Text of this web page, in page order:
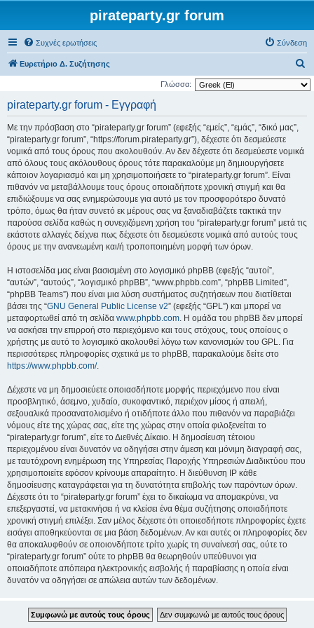
pirateparty.gr forum
Συχνές ερωτήσεις Σύνδεση
Ευρετήριο Δ. Συζήτησης
ν
Γλώσσα:
pirateparty.gr forum - Εγγραφή
Με την πρόσβαση στο “pirateparty.gr forum” (εφεξής “εμείς”, “εμάς”, “δικό μας”,
“pirateparty.gr forum”, “https://forum.pirateparty.gr”), δέχεστε ότι δεσμεύεστε
νομικά από τους όρους που ακολουθούν. Αν δεν δέχεστε ότι δεσμεύεστε νομικά
από όλους τους ακόλουθους όρους τότε παρακαλούμε μη δημιουργήσετε
κάποιον λογαριασμό και μη χρησιμοποιήσετε το “pirateparty.gr forum”. Είναι
πιθανόν να μεταβάλλουμε τους όρους οποιαδήποτε χρονική στιγμή και θα
επιδιώξουμε να σας ενημερώσουμε για αυτό με τον προσφορότερο δυνατό
τρόπο, όμως θα ήταν συνετό εκ μέρους σας να ξαναδιαβάζετε τακτικά την
παρούσα σελίδα καθώς η συνεχιζόμενη χρήση του “pirateparty.gr forum” μετά τις
εκάστοτε αλλαγές δείχνει πως δέχεστε ότι δεσμεύεστε νομικά από αυτούς τους
όρους με την ανανεωμένη και/ή τροποποιημένη μορφή των όρων.
Η ιστοσελίδα μας είναι βασισμένη στο λογισμικό phpBB (εφεξής “αυτοί”,
“αυτών”, “αυτούς”, “λογισμικό phpBB”, “www.phpbb.com”, “phpBB Limited”,
“phpBB Teams”) που είναι μια λύση συστήματος συζητήσεων που διατίθεται
βάσει της “GNU General Public License v2” (εφεξής “GPL”) και μπορεί να
μεταφορτωθεί από τη σελίδα www.phpbb.com. Η ομάδα του phpBB δεν μπορεί
να ασκήσει την επιρροή στο περιεχόμενο και τους στόχους, τους οποίους ο
χρήστης με αυτό το λογισμικό ακολουθεί λόγω των κανονισμών του GPL. Για
περισσότερες πληροφορίες σχετικά με το phpBB, παρακαλούμε δείτε στο
https://www.phpbb.com/.
Δέχεστε να μη δημοσιεύετε οποιασδήποτε μορφής περιεχόμενο που είναι
προσβλητικό, άσεμνο, χυδαίο, συκοφαντικό, περιέχον μίσος ή απειλή,
σεξουαλικά προσανατολισμένο ή οτιδήποτε άλλο που πιθανόν να παραβιάζει
νόμους είτε της χώρας σας, είτε της χώρας στην οποία φιλοξενείται το
“pirateparty.gr forum”, είτε το Διεθνές Δίκαιο. Η δημοσίευση τέτοιου
περιεχομένου είναι δυνατόν να οδηγήσει στην άμεση και μόνιμη διαγραφή σας,
με ταυτόχρονη ενημέρωση της Υπηρεσίας Παροχής Υπηρεσιών Διαδικτύου που
χρησιμοποιείτε εφόσον κρίνουμε απαραίτητο. Η διεύθυνση IP κάθε
δημοσίευσης καταγράφεται για τη δυνατότητα επιβολής των παρόντων όρων.
Δέχεστε ότι το “pirateparty.gr forum” έχει το δικαίωμα να απομακρύνει, να
επεξεργαστεί, να μετακινήσει ή να κλείσει ένα θέμα συζήτησης οποιαδήποτε
χρονική στιγμή επιλέξει. Σαν μέλος δέχεστε ότι οποιεσδήποτε πληροφορίες έχετε
εισάγει αποθηκεύονται σε μια βάση δεδομένων. Αν και αυτές οι πληροφορίες δεν
θα αποκαλυφθούν σε οποιονδήποτε τρίτο χωρίς τη συναίνεσή σας, ούτε το
“pirateparty.gr forum” ούτε το phpBB θα θεωρηθούν υπεύθυνοι για
οποιαδήποτε απόπειρα ηλεκτρονικής εισβολής ή παραβίασης η οποία είναι
δυνατόν να οδηγήσει σε απώλεια αυτών των δεδομένων.